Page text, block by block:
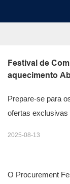
Festival de
aquecimento
Prepare-se para
ofertas exclusivas
2025-08-13
O Procurement